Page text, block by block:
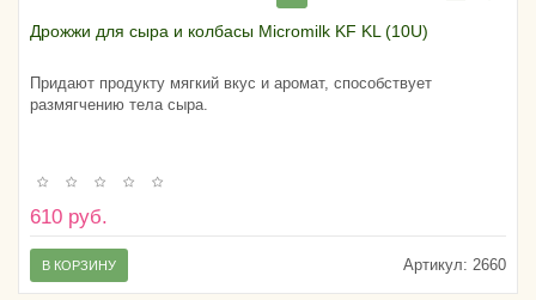
Дрожжи для сыра и колбасы Micromilk KF KL (10U)
Придают продукту мягкий вкус и аромат, способствует
размягчению тела сыра.
610 руб.
Артикул: 2660
В КОРЗИНУ